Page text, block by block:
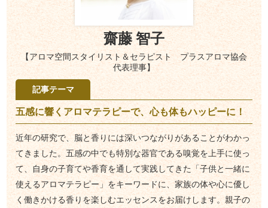
齋藤 智子
【アロマ空間スタイリスト＆セラピスト プラスアロマ協会
代表理事】
記事テーマ
五感に響くアロマテラピーで、心も体もハッピーに！
近年の研究で、脳と香りには深いつながりがあることがわかっ
てきました。五感の中でも特別な器官である嗅覚を上手に使っ
て、自身の子育てや香育を通して実践してきた「子供と一緒に
使えるアロマテラピー」をキーワードに、家族の体や心に優し
く働きかける香りを楽しむエッセンスをお届けします。親子の